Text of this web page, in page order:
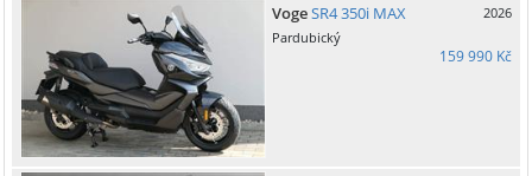
VogeSR4 350i MAX
2026
Pardubický
159 990 Kč